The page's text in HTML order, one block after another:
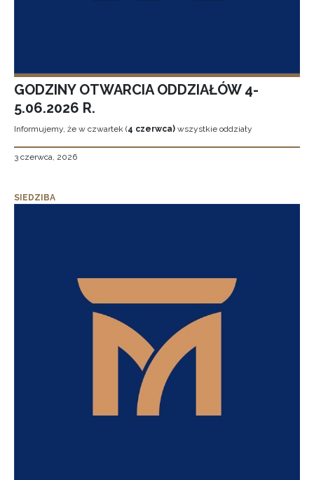
GODZINY OTWARCIA ODDZIAŁÓW 4-
5.06.2026 R.
Informujemy, że w czwartek (4 czerwca) wszystkie oddziały
3 czerwca, 2026
SIEDZIBA